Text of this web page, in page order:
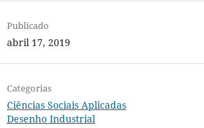
Publicado
abril 17, 2019
Categorias
Ciências Sociais Aplicadas
Desenho Industrial